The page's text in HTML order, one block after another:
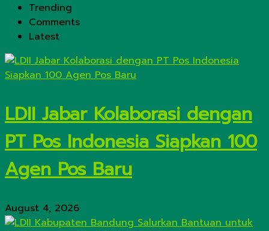
Trending
Comments
Latest
LDII Jabar Kolaborasi dengan
PT Pos Indonesia Siapkan 100
Agen Pos Baru
August 4, 2026